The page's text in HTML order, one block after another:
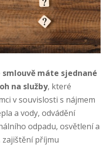
smlouvě máte sjednané
na služby, které
v souvislosti s nájmem
a vody, odvádění
odpadu, osvětlení a
zajištění příjmu